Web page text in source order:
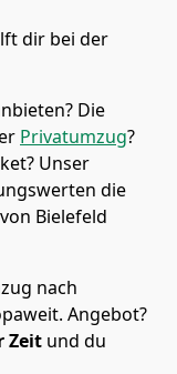
dir bei der
Die
Privatumzug?
Unser
die
Bielefeld
nach
Angebot?
Zeit und du